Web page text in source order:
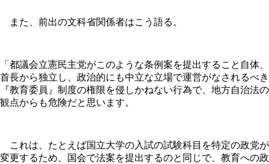
また、前出の文科省関係者はこう語る。
「都議会立憲民主党がこのような条例案を提出すること自体、
首長から独立し、政治的にも中立な立場で運営がなされるべき
『教育委員』制度の権限を侵しかねない行為で、地方自治法の
観点からも危険だと思います。
これは、たとえば国立大学の入試の試験科目を特定の政党が
変更するため、国会で法案を提出するのと同じで、教育への政